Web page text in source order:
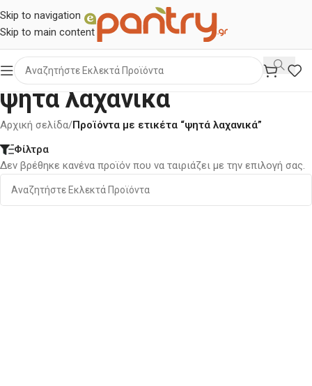
Skip to navigation
Skip to main content
ψητά λαχανικά
Αρχική σελίδα/Προϊόντα με ετικέτα “ψητά λαχανικά”
Φίλτρα
Δεν βρέθηκε κανένα προϊόν που να ταιριάζει με την επιλογή σας.